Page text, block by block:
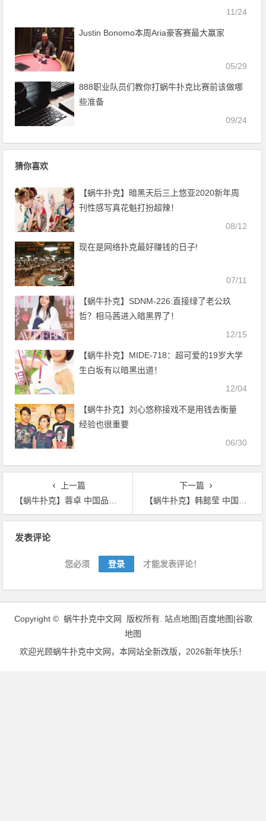
11/24
Justin Bonomo本周Aria豪客赛最大赢家
05/29
888职业队员们教你打蜗牛扑克比赛前该做哪
些准备
09/24
猜你喜欢
【蜗牛扑克】暗黑天后三上悠亚2020新年周
刊性感写真花魁打扮超辣！
08/12
现在是网络扑克最好赚钱的日子!
07/11
【蜗牛扑克】SDNM-226:直接绿了老公玖
哲？相马茜进入暗黑界了！
12/15
【蜗牛扑克】MIDE-718：超可爱的19岁大学
生白坂有以暗黑出道！
12/04
【蜗牛扑克】刘心悠称接戏不是用钱去衡量
经验也很重要
06/30
上一篇
【蜗牛扑克】蓉卓 中国品牌与传播大会影响中国·2010—2011年度品牌传播贡献奖女星美照分享及个人资料
下一篇
【蜗牛扑克】韩懿莹 中国游戏风云榜年度人气电竞主播
发表评论
您必须 登录 才能发表评论！
Copyright © 蜗牛扑克中文网 版权所有. 站点地图|百度地图|谷歌
地图
欢迎光顾蜗牛扑克中文网 ，本网站全新改版，2026新年快乐！